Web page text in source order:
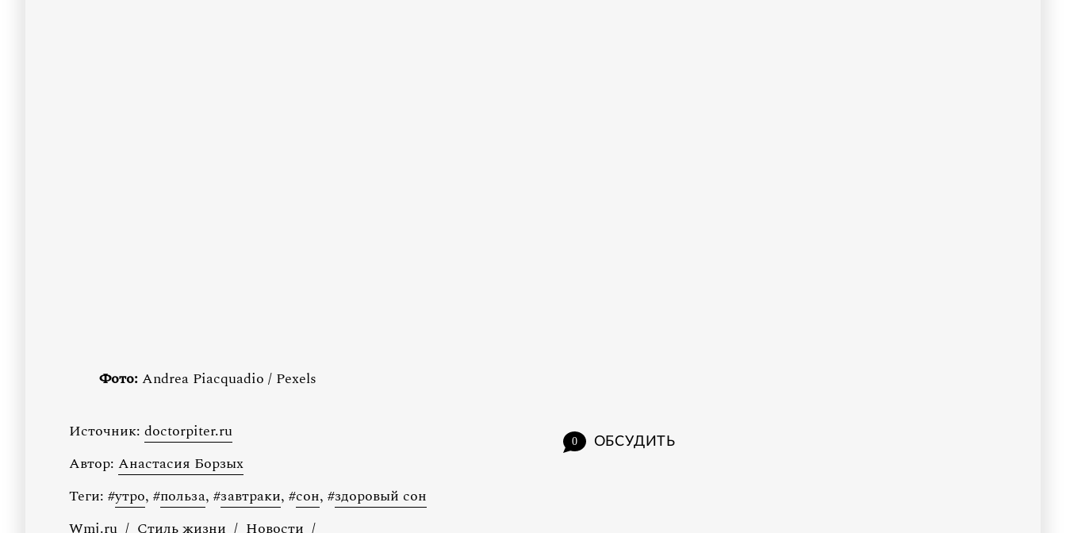
Фото:Andrea Piacquadio / Pexels
0 ОБСУДИТЬ
Источник: doctorpiter.ru
Автор: Анастасия Борзых
Теги: #утро, #польза, #завтраки, #сон, #здоровый сон